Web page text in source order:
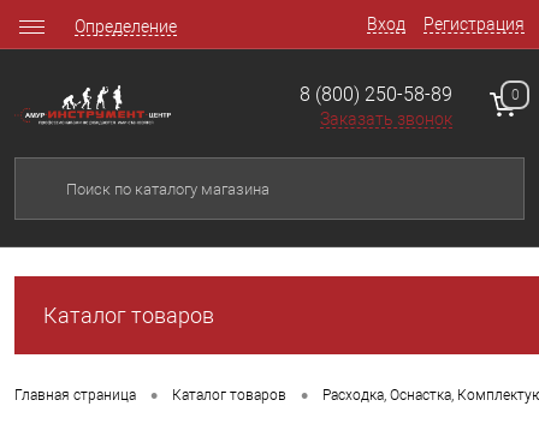
Вход Регистрация
Определение
8 (800) 250-58-89
Заказать звонок
0
Каталог товаров
Главная страница • Каталог товаров • Расходка, Оснастка,